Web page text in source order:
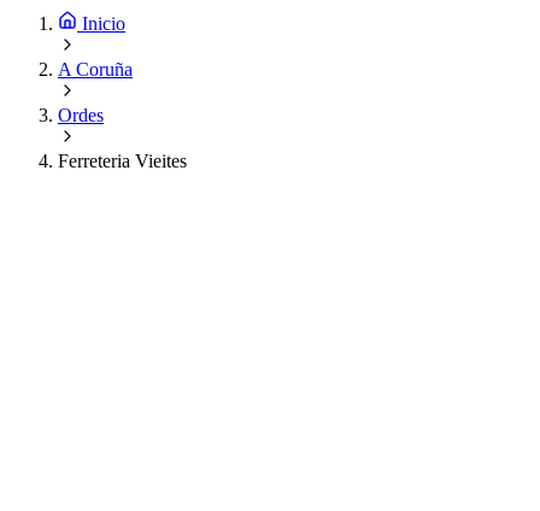
Inicio
A Coruña
Ordes
Ferreteria Vieites